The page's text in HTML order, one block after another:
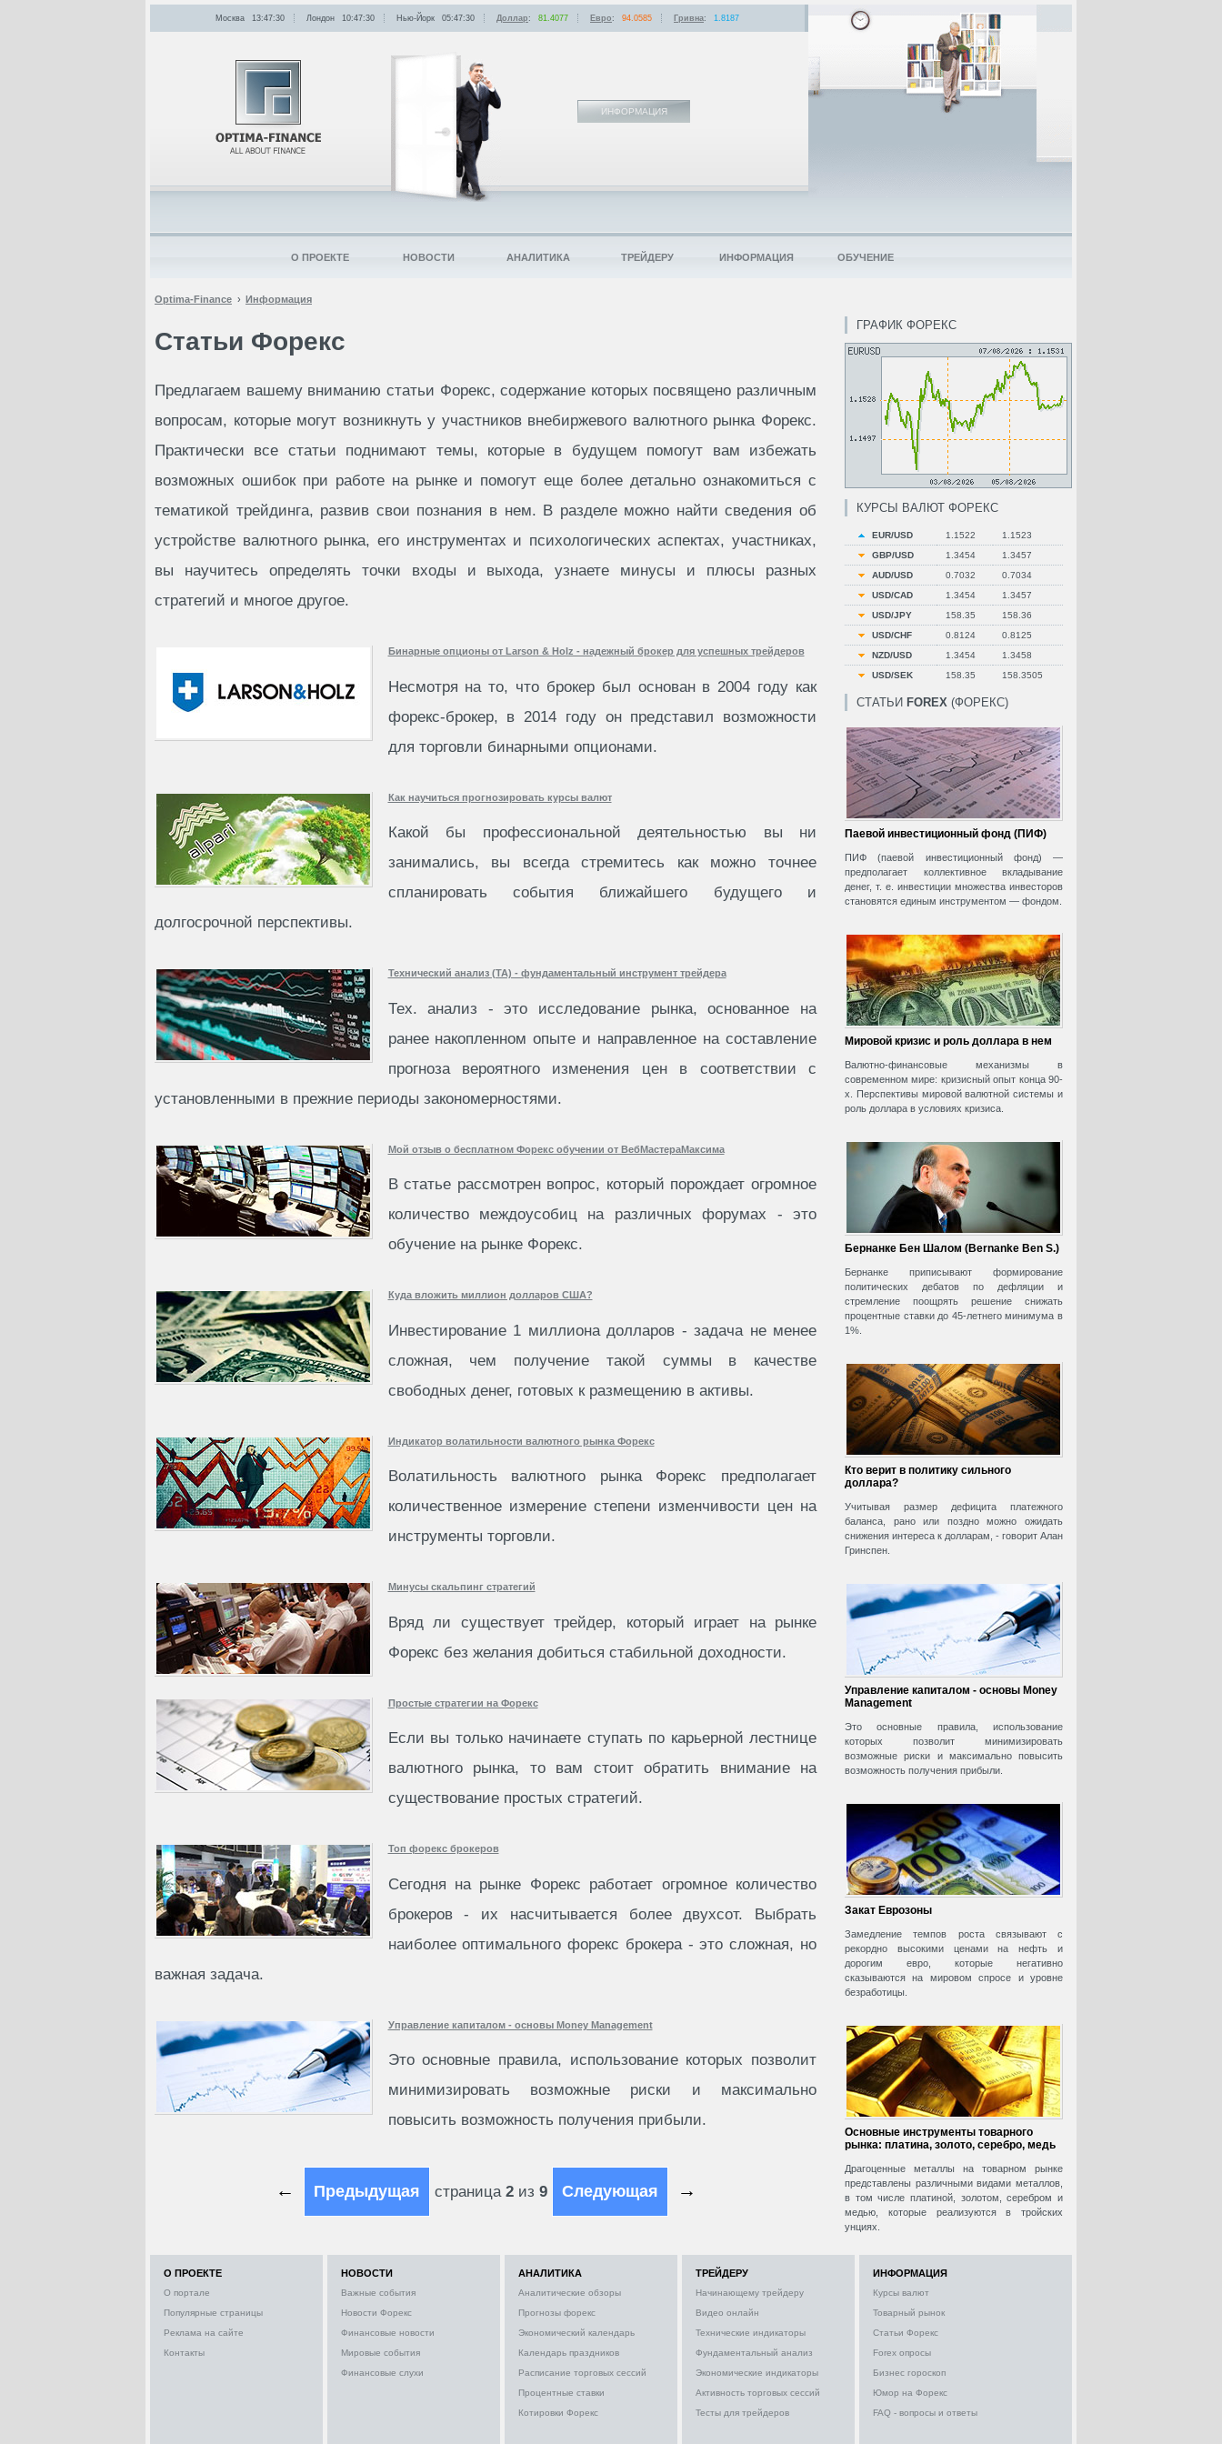
Optima-Finance Информация
Статьи Форекс
Предлагаем вашему вниманию статьи Форекс, содержание которых посвящено различным
вопросам, которые могут возникнуть у участников внебиржевого валютного рынка Форекс.
Практически все статьи поднимают темы, которые в будущем помогут вам избежать
возможных ошибок при работе на рынке и помогут еще более детально ознакомиться с
тематикой трейдинга, развив свои познания в нем. В разделе можно найти сведения об
устройстве валютного рынка, его инструментах и психологических аспектах, участниках,
вы научитесь определять точки входы и выхода, узнаете минусы и плюсы разных
стратегий и многое другое.
Бинарные опционы от Larson & Holz - надежный брокер для успешных трейдеров
Несмотря на то, что брокер был основан в 2004 году как
форекс-брокер, в 2014 году он представил возможности
для торговли бинарными опционами.
Как научиться прогнозировать курсы валют
Какой бы профессиональной деятельностью вы ни
занимались, вы всегда стремитесь как можно точнее
спланировать события ближайшего будущего и
долгосрочной перспективы.
Технический анализ (ТА) - фундаментальный инструмент трейдера
Тех. анализ - это исследование рынка, основанное на
ранее накопленном опыте и направленное на составление
прогноза вероятного изменения цен в соответствии с
установленными в прежние периоды закономерностями.
Мой отзыв о бесплатном Форекс обучении от ВебМастераМаксима
В статье рассмотрен вопрос, который порождает огромное
количество междоусобиц на различных форумах - это
обучение на рынке Форекс.
Куда вложить миллион долларов США?
Инвестирование 1 миллиона долларов - задача не менее
сложная, чем получение такой суммы в качестве
свободных денег, готовых к размещению в активы.
Индикатор волатильности валютного рынка Форекс
Волатильность валютного рынка Форекс предполагает
количественное измерение степени изменчивости цен на
инструменты торговли.
Минусы скальпинг стратегий
Вряд ли существует трейдер, который играет на рынке
Форекс без желания добиться стабильной доходности.
Простые стратегии на Форекс
Если вы только начинаете ступать по карьерной лестнице
валютного рынка, то вам стоит обратить внимание на
существование простых стратегий.
Топ форекс брокеров
Сегодня на рынке Форекс работает огромное количество
брокеров - их насчитывается более двухсот. Выбрать
наиболее оптимального форекс брокера - это сложная, но
важная задача.
Управление капиталом - основы Money Management
Это основные правила, использование которых позволит
минимизировать возможные риски и максимально
повысить возможность получения прибыли.
← Предыдущая страница 2из 9 Следующая →
ГРАФИК ФОРЕКС
КУРСЫ ВАЛЮТ ФОРЕКС
EUR/USD 1.1522
1.1523
GBP/USD
1.3454
1.3457
AUD/USD
0.7032
0.7034
USD/CAD
1.3454
1.3457
USD/JPY
158.35
158.36
USD/CHF
0.8124
0.8125
NZD/USD
1.3454
1.3458
USD/SEK
158.35 158.3505
СТАТЬИ FOREX (ФОРЕКС)
Паевой инвестиционный фонд (ПИФ)
ПИФ (паевой инвестиционный фонд) —
предполагает коллективное вкладывание
денег, т. е. инвестиции множества инвесторов
становятся единым инструментом — фондом.
Мировой кризис и роль доллара в нем
Валютно-финансовые механизмы в
современном мире: кризисный опыт конца 90-
х. Перспективы мировой валютной системы и
роль доллара в условиях кризиса.
Бернанке Бен Шалом (Bernanke Ben S.)
Бернанке приписывают формирование
политических дебатов по дефляции и
стремление поощрять решение снижать
процентные ставки до 45-летнего минимума в
1%.
Кто верит в политику сильного
доллара?
Учитывая размер дефицита платежного
баланса, рано или поздно можно ожидать
снижения интереса к долларам, - говорит Алан
Гринспен.
Управление капиталом - основы Money
Management
Это основные правила, использование
которых позволит минимизировать
возможные риски и максимально повысить
возможность получения прибыли.
Закат Еврозоны
Замедление темпов роста связывают с
рекордно высокими ценами на нефть и
дорогим евро, которые негативно
сказываются на мировом спросе и уровне
безработицы.
Основные инструменты товарного
рынка: платина, золото, серебро, медь
Драгоценные металлы на товарном рынке
представлены различными видами металлов,
в том числе платиной, золотом, серебром и
медью, которые реализуются в тройских
унциях.
ИНФОРМАЦИЯ
Москва 13:47:30 Лондон 10:47:30 Нью-Йорк 05:47:30 Доллар: 81.4077 Евро: 94.0585 Гривна: 1.8187
О ПРОЕКТЕ НОВОСТИ АНАЛИТИКА ТРЕЙДЕРУ ИНФОРМАЦИЯ ОБУЧЕНИЕ
О ПРОЕКТЕ
О портале
Популярные страницы
Реклама на сайте
Контакты
НОВОСТИ
Важные события
Новости Форекс
Финансовые новости
Мировые события
Финансовые слухи
АНАЛИТИКА
Аналитические обзоры
Прогнозы форекс
Экономический календарь
Календарь праздников
Расписание торговых сессий
Процентные ставки
Котировки Форекс
ТРЕЙДЕРУ
Начинающему трейдеру
Видео онлайн
Технические индикаторы
Фундаментальный анализ
Экономические индикаторы
Активность торговых сессий
Тесты для трейдеров
ИНФОРМАЦИЯ
Курсы валют
Товарный рынок
Статьи Форекс
Forex опросы
Бизнес гороскоп
Юмор на Форекс
FAQ - вопросы и ответы